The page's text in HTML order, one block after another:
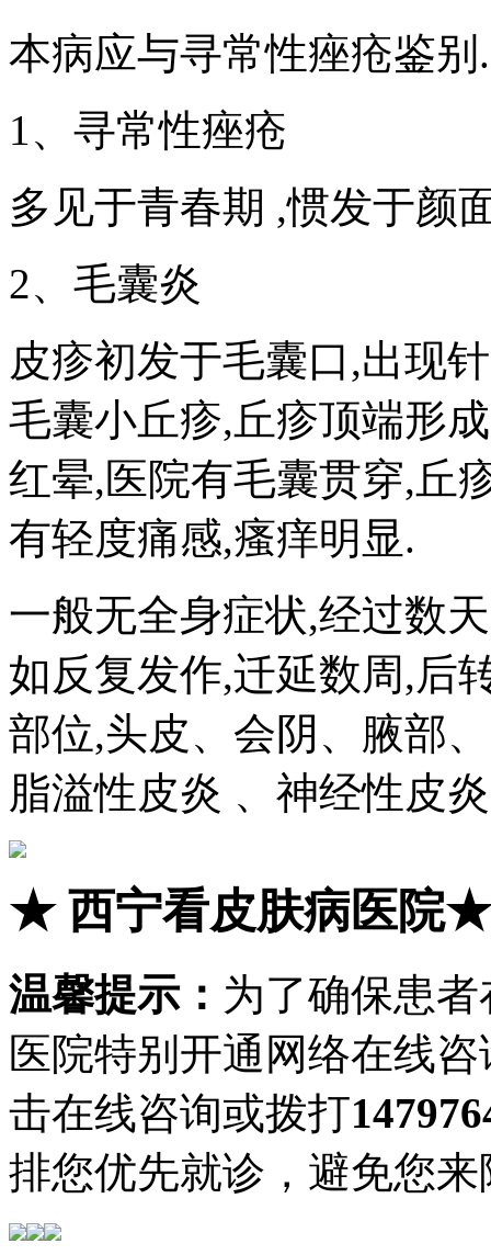
本病应与寻常性痤疮鉴别.
1、寻常性痤疮
多见于青春期 ,惯发于颜
2、毛囊炎
皮疹初发于毛囊口,出现
毛囊小丘疹,丘疹顶端形
红晕,医院有毛囊贯穿,丘
有轻度痛感,瘙痒明显.
一般无全身症状,经过数
如反复发作,迁延数周,后
部位,头皮、会阴、腋部
脂溢性皮炎 、神经性皮
★西宁看皮肤病医院★
温馨提示： 为了确保患
医院特别开通网络在线
击在线咨询或拨打
排您优先就诊，避免您